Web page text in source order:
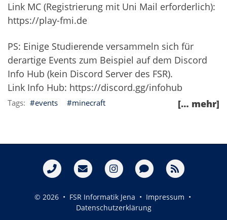
Link MC (Registrierung mit Uni Mail erforderlich):
https://play-fmi.de
PS: Einige Studierende versammeln sich für
derartige Events zum Beispiel auf dem Discord
Info Hub (kein Discord Server des FSR).
Link Info Hub: https://discord.gg/infohub
[… mehr]
events minecraft
© 2026 • FSR Informatik Jena • Impressum •
Datenschutzerklärung